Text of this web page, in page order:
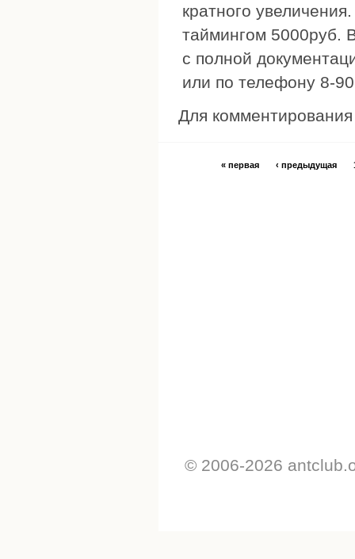
кратного
таймингом 5000руб.
с полной
или по телефону 8-
Для
« первая ‹ предыдущая
© 2006-2026